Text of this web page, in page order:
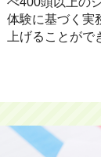
体験に基づく実
上げることがで